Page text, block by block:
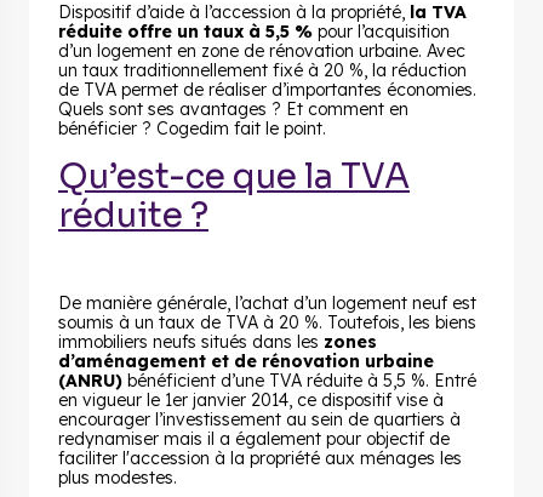
Dispositif d’aide à l’accession à la propriété, la TVA
réduite offre un taux à 5,5 % pour l’acquisition
d’un logement en zone de rénovation urbaine. Avec
un taux traditionnellement fixé à 20 %, la réduction
de TVA permet de réaliser d’importantes économies.
Quels sont ses avantages ? Et comment en
bénéficier ? Cogedim fait le point.
Qu’est-ce que la TVA
réduite ?
De manière générale, l’achat d’un logement neuf est
soumis à un taux de TVA à 20 %. Toutefois, les biens
immobiliers neufs situés dans les zones
d’aménagement et de rénovation urbaine
(ANRU) bénéficient d’une TVA réduite à 5,5 %. Entré
en vigueur le 1er janvier 2014, ce dispositif vise à
encourager l’investissement au sein de quartiers à
redynamiser mais il a également pour objectif de
faciliter l'accession à la propriété aux ménages les
plus modestes.